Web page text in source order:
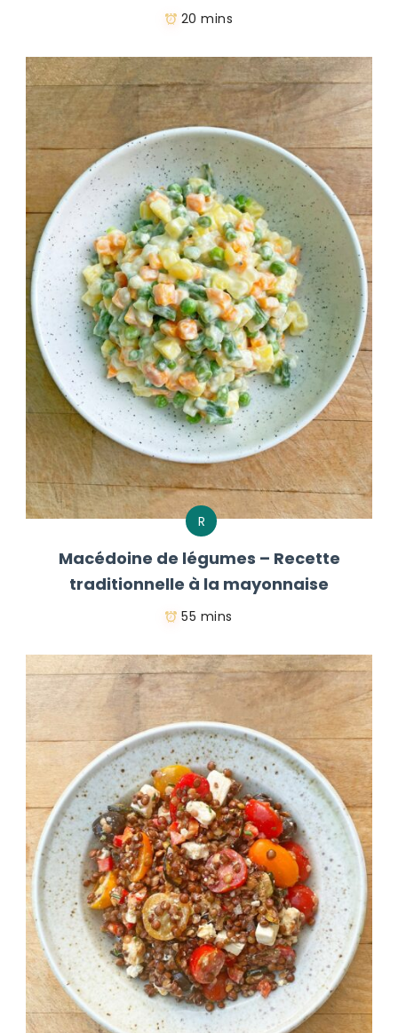
20 mins
R
Macédoine de légumes – Recette
traditionnelle à la mayonnaise
55 mins